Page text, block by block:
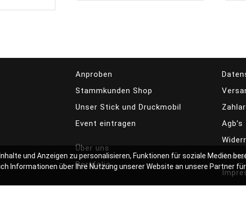
Anproben
Stammkunden Shop
Unser Stick und Druckmobil
Event eintragen
Über uns
Portfolio
Agb’s
und Anzeigen zu personalisieren, Funktionen für soziale Medien
Informationen über Ihre Nutzung unserer Website an unsere Partner